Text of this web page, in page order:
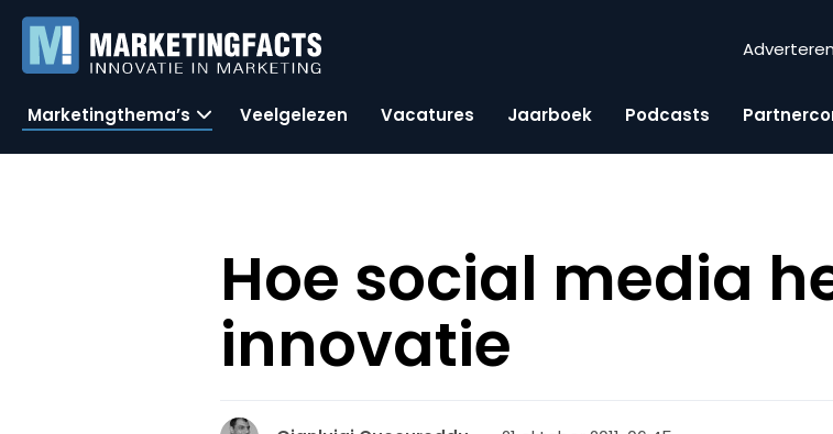
Adverteren
Marketingthema’s Veelgelezen Vacatures Jaarboek Podcasts
Hoe social media
innovatie